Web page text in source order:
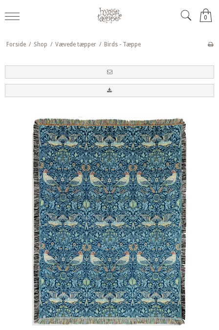
0
Forside / Shop / Vævede tæpper / Birds - Tæppe